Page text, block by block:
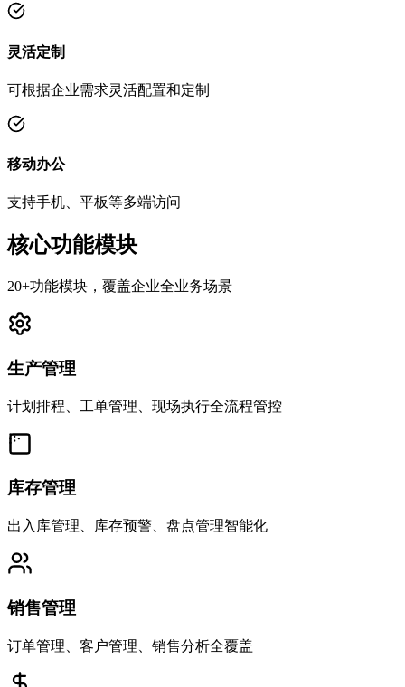
灵活定制
可根据企业需求灵活配置和定制
移动办公
支持手机、平板等多端访问
核心功能模块
20+功能模块，覆盖企业全业务场景
生产管理
计划排程、工单管理、现场执行全流程管控
库存管理
出入库管理、库存预警、盘点管理智能化
销售管理
订单管理、客户管理、销售分析全覆盖